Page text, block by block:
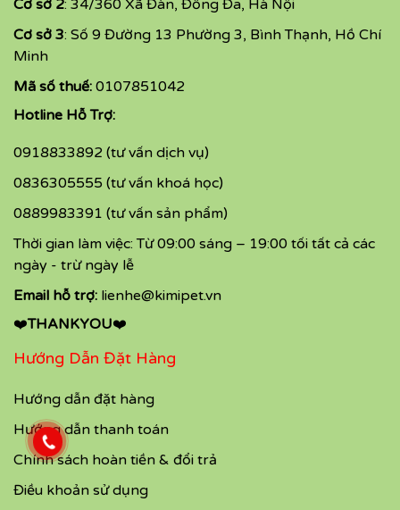
Cơ sở 2: 34/360 Xã Đàn, Đống Đa, Hà Nội
Cơ sở 3: Số 9 Đường 13 Phường 3, Bình Thạnh, Hồ Chí
Minh
Mã số thuế: 0107851042
Hotline Hỗ Trợ:
0918833892 (tư vấn dịch vụ)
0836305555 (tư vấn khoá học)
0889983391 (tư vấn sản phẩm)
Thời gian làm việc: Từ 09:00 sáng – 19:00 tối tất cả các
ngày - trừ ngày lễ
Email hỗ trợ: lienhe@kimipet.vn
❤️THANKYOU❤️
Hướng Dẫn Đặt Hàng
Hướng dẫn đặt hàng
Hướng dẫn thanh toán
Chính sách hoàn tiền & đổi trả
Điều khoản sử dụng